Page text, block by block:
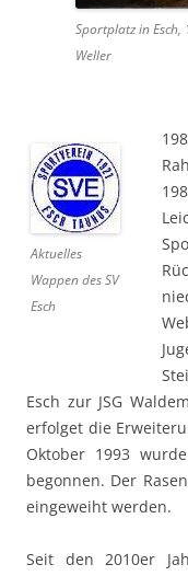
Sportplatz in Esch,
Weller
Aktuelles
Wappen des SV
Esch
Esch zur JSG
erfolget die
Oktober 1993
begonnen. Der
eingeweiht werden.
Seit den 2010er